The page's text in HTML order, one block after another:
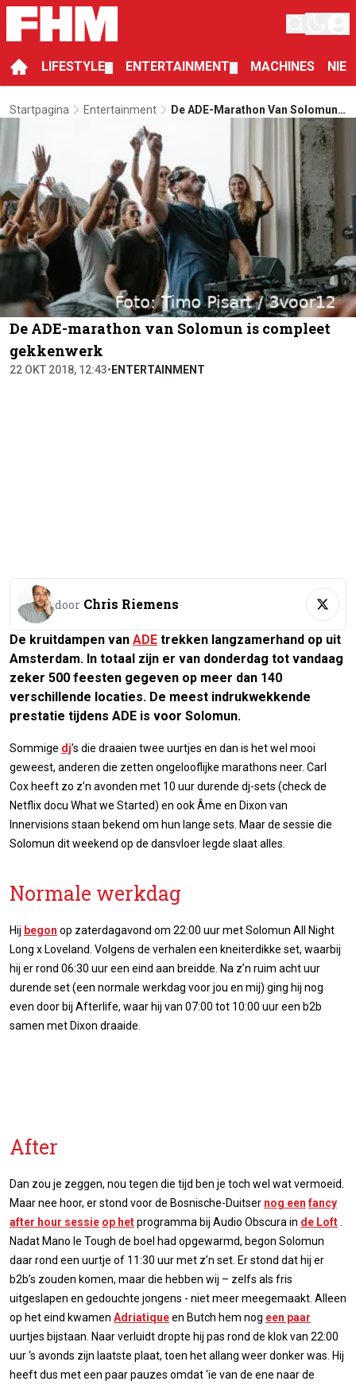
LIFESTYLE ENTERTAINMENT MACHINES
Startpagina Entertainment
De ADE-Marathon Van Solomun
Is Compleet Gekkenwerk
De ADE-marathon van Solomun is compleet
gekkenwerk
22 OKT 2018, 12:43• ENTERTAINMENT
door Chris Riemens
De kruitdampen van ADE trekken langzamerhand op uit
Amsterdam. In totaal zijn er van donderdag tot vandaag
zeker 500 feesten gegeven op meer dan 140
verschillende locaties. De meest indrukwekkende
prestatie tijdens ADE is voor Solomun.
Sommige dj’s die draaien twee uurtjes en dan is het wel mooi
geweest, anderen die zetten ongelooflijke marathons neer. Carl
Cox heeft zo z’n avonden met 10 uur durende dj-sets (check de
Netflix docu What we Started) en ook Âme en Dixon van
Innervisions staan bekend om hun lange sets. Maar de sessie die
Solomun dit weekend op de dansvloer legde slaat alles.
Normale werkdag
Hij begon op zaterdagavond om 22:00 uur met Solomun All Night
Long x Loveland. Volgens de verhalen een kneiterdikke set, waarbij
hij er rond 06:30 uur een eind aan breidde. Na z’n ruim acht uur
durende set (een normale werkdag voor jou en mij) ging hij nog
even door bij Afterlife, waar hij van 07:00 tot 10:00 uur een b2b
samen met Dixon draaide.
After
Dan zou je zeggen, nou tegen die tijd ben je toch wel wat vermoeid.
Maar nee hoor, er stond voor de Bosnische-Duitser nog een fancy
after hour sessie op hetprogramma bij Audio Obscura in de Loft
Nadat Mano le Tough de boel had opgewarmd, begon Solomun
daar rond een uurtje of 11:30 uur met z’n set. Er stond dat hij er
b2b’s zouden komen, maar die hebben wij – zelfs als fris
uitgeslapen en gedouchte jongens - niet meer meegemaakt. Alleen
op het eind kwamen Adriatiqueen Butch hem nog een paar
uurtjes bijstaan. Naar verluidt dropte hij pas rond de klok van 22:00
uur ‘s avonds zijn laatste plaat, toen het allang weer donker was. Hij
heeft dus met een paar pauzes omdat ‘ie van de ene naar de